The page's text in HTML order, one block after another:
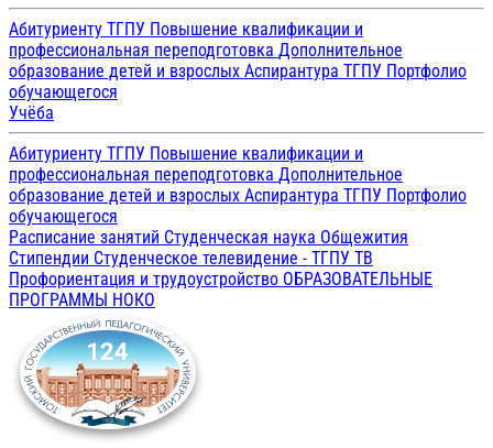
Абитуриенту ТГПУ Повышение квалификации и
профессиональная переподготовка Дополнительное
образование детей и взрослых Аспирантура ТГПУ Портфолио
обучающегося
Учёба
Абитуриенту ТГПУ Повышение квалификации и
профессиональная переподготовка Дополнительное
образование детей и взрослых Аспирантура ТГПУ Портфолио
обучающегося
Расписание занятий Студенческая наука Общежития
Стипендии Студенческое телевидение - ТГПУ ТВ
Профориентация и трудоустройство ОБРАЗОВАТЕЛЬНЫЕ
ПРОГРАММЫ НОКО